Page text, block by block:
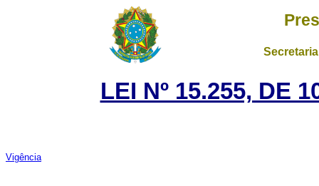
LEI Nº 15.255, DE
Vigência